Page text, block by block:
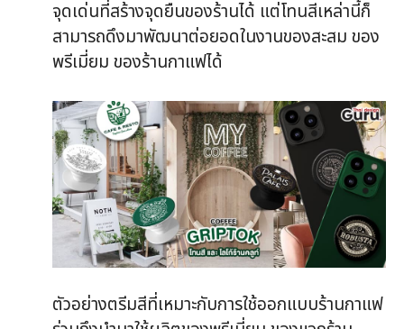
จุดเด่นที่สร้างจุดยืนของร้านได้ แต่โทนสีเหล่านี้ก็
สามารถดึงมาพัฒนาต่อยอดในงานของสะสม ของ
พรีเมี่ยม ของร้านกาแฟได้
ตัวอย่างตรีมสีที่เหมาะกับการใช้ออกแบบร้านกาแฟ